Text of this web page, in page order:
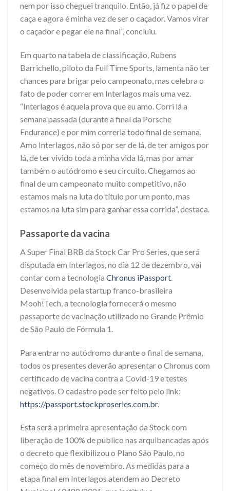
nem por isso cheguei tranquilo. Então, já fiz o papel de
caça e agora é minha vez de ser o caçador. Vamos virar
o caçador e pegar ele na final”, concluiu.
Em quarto na tabela de classificação, Rubens
Barrichello, piloto da Full Time Sports, lamenta não ter
chances para brigar pelo campeonato, mas celebra o
fato de poder correr em Interlagos mais uma vez.
“Interlagos é aquela prova que eu amo. Corri lá a
semana passada (durante a final da Porsche
Endurance) e por mim correria todo final de semana.
Amo Interlagos, não só por ser de lá, de ter amigos por
lá, de ter vivido toda a minha vida lá, mas por amar
também o autódromo e seu circuito. Chegamos ao
final de um campeonato muito competitivo, não
estamos mais na luta do título por um ponto, mas
estamos na luta sim para ganhar essa corrida”, destaca.
Passaporte da vacina
A Super Final BRB da Stock Car Pro Series, que será
disputada em Interlagos, no dia 12 de dezembro, vai
contar com a tecnologia Chronus iPassport
Desenvolvida pela startup franco-brasileira
Mooh!Tech, a tecnologia fornecerá o mesmo
passaporte de vacinação utilizado no Grande Prêmio
de São Paulo de Fórmula 1.
Para entrar no autódromo durante o final de semana,
todos os presentes deverão apresentar o Chronus com
certificado de vacina contra a Covid-19 e testes
negativos. O cadastro pode ser feito pelo link:
https://passport.stockproseries.com.br.
Esta será a primeira apresentação da Stock com
liberação de 100% de público nas arquibancadas após
o decreto que flexibilizou o Plano São Paulo, no
começo do mês de novembro. As medidas para a
etapa final em Interlagos atendem ao Decreto